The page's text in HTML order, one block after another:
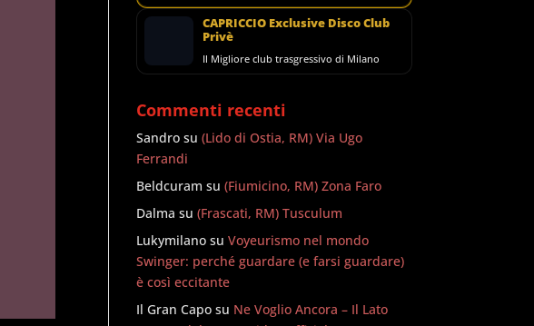
CAPRICCIO Exclusive Disco Club
Privè
Il Migliore club trasgressivo di Milano
Commenti recenti
Sandro su(Lido di Ostia, RM) Via Ugo
Ferrandi
Beldcuram su(Fiumicino, RM) Zona Faro
Dalma su(Frascati, RM) Tusculum
Lukymilano suVoyeurismo nel mondo
Swinger: perché guardare (e farsi guardare)
è così eccitante
Il Gran Capo su Ne Voglio Ancora – Il Lato